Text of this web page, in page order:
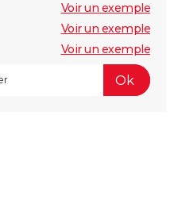
Voir un exemple
Voir un exemple
Voir un exemple